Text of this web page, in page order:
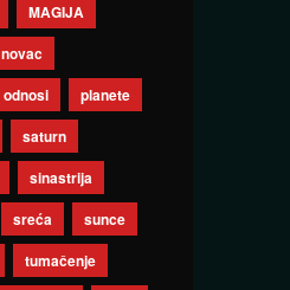
MAGIJA
novac
odnosi
planete
saturn
sinastrija
sreća
sunce
tumačenje